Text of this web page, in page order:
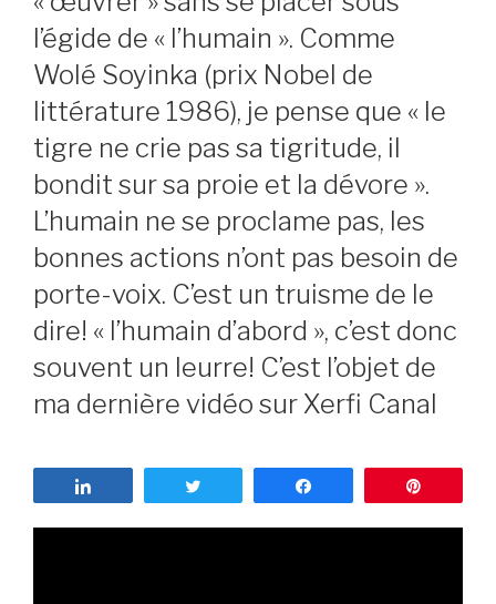
l’égide de « l’humain ». Comme
Wolé Soyinka (prix Nobel de
littérature 1986), je pense que « le
tigre ne crie pas sa tigritude, il
bondit sur sa proie et la dévore ».
L’humain ne se proclame pas, les
bonnes actions n’ont pas besoin de
porte-voix. C’est un truisme de le
dire! « l’humain d’abord », c’est donc
souvent un leurre! C’est l’objet de
ma dernière vidéo sur Xerfi Canal